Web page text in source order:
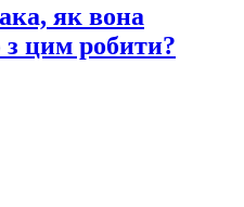
як вона
з цим робити?